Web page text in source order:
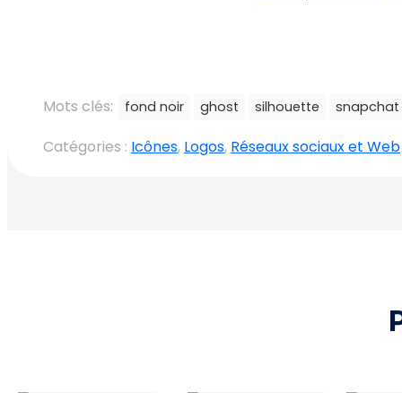
Mots clés:
fond noir ghost silhouette snapchat
Catégories : Icônes, Logos, Réseaux sociaux et Web